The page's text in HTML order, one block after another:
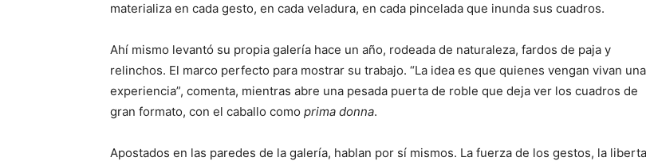
materializa en cada gesto, en cada veladura, en cada pincelada que inunda sus cuadros.
Ahí mismo levantó su propia galería hace un año, rodeada de naturaleza, fardos de paja y
relinchos. El marco perfecto para mostrar su trabajo. “La idea es que quienes vengan vivan una
experiencia”, comenta, mientras abre una pesada puerta de roble que deja ver los cuadros de
gran formato, con el caballo como prima donna.
Apostados en las paredes de la galería, hablan por sí mismos. La fuerza de los gestos, la